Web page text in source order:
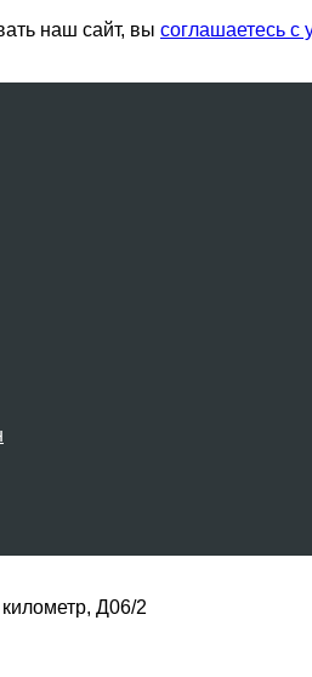
наш сайт, вы соглашаетесь с
Д06/2